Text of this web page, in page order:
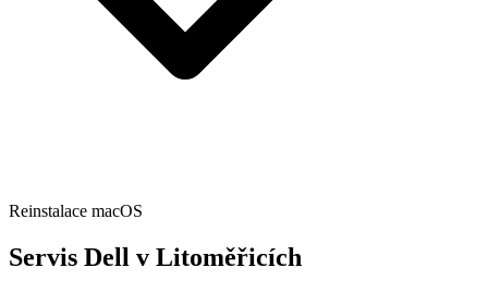
Reinstalace macOS
Servis Dell v Litoměřicích